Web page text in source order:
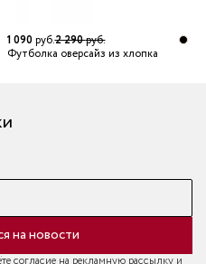
1 090руб.2 290руб.
Футболка оверсайз из хлопка
на новости
согласие на рекламную рассылку и